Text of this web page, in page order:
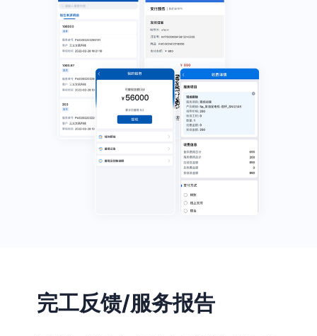
完工反馈/服务报告